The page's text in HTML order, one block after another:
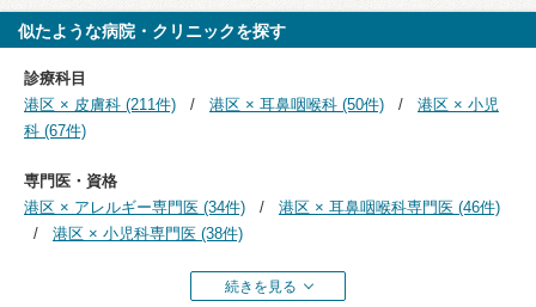
似たような病院・クリニックを探す
診療科目
港区 × 皮膚科 (211件)
港区 × 耳鼻咽喉科 (50件)
港区 × 小児
科 (67件)
専門医・資格
港区 × アレルギー専門医 (34件)
港区 × 耳鼻咽喉科専門医 (46件)
港区 × 小児科専門医 (38件)
続きを見る